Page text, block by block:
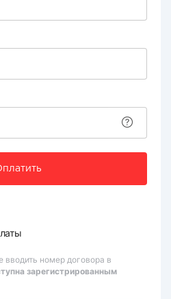
вводить номер договора в
зарегистрированным